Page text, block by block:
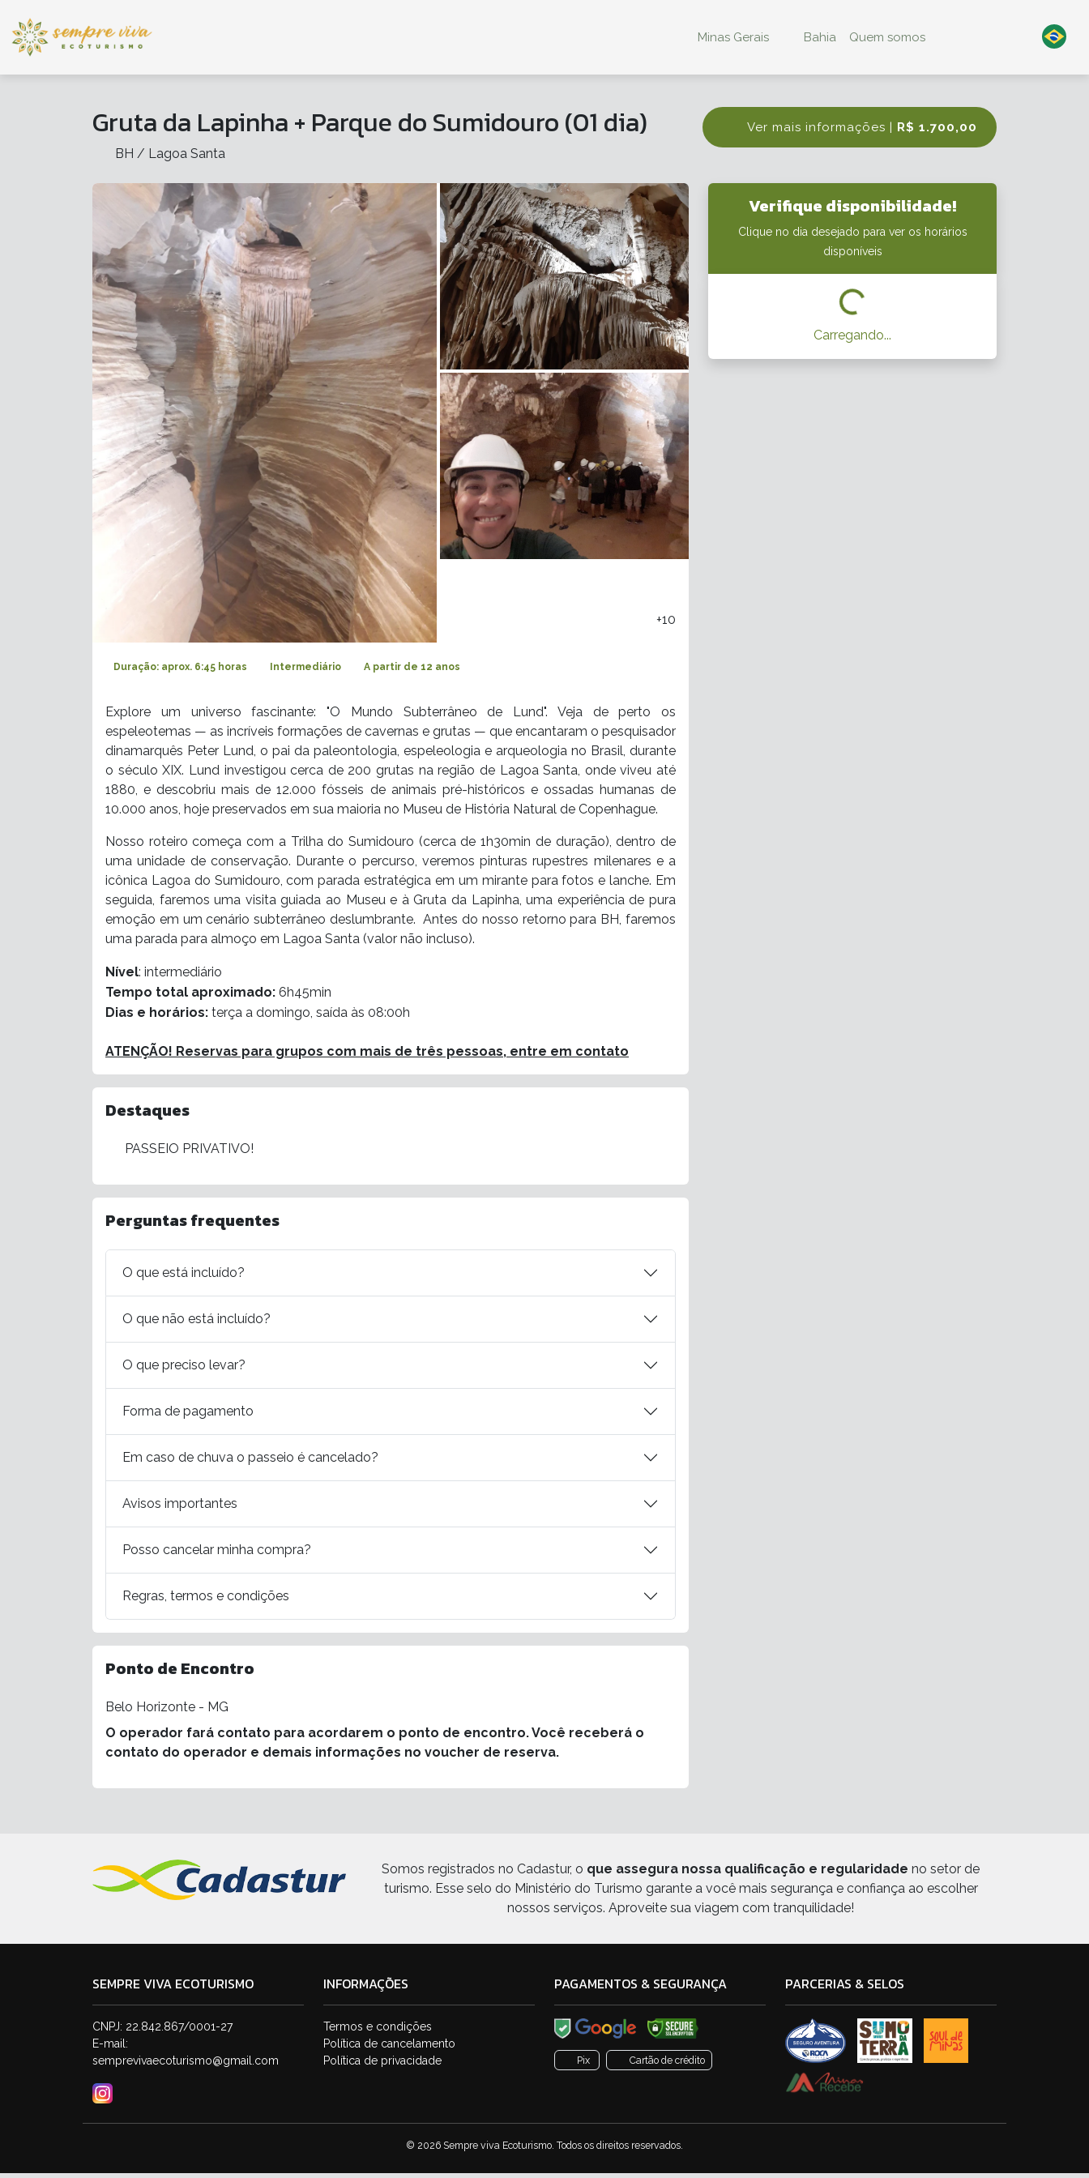
Minas Gerais Bahia Quem somos
Ver mais informações | R$ 1.700,00
Gruta da Lapinha + Parque do Sumidouro (01 dia)
BH / Lagoa Santa
+10
Duração: aprox. 6:45 horas Intermediário A partir de 12 anos
Explore um universo fascinante: "O Mundo Subterrâneo de Lund". Veja de perto os
espeleotemas — as incríveis formações de cavernas e grutas — que encantaram o pesquisador
dinamarquês Peter Lund, o pai da paleontologia, espeleologia e arqueologia no Brasil, durante
o século XIX. Lund investigou cerca de 200 grutas na região de Lagoa Santa, onde viveu até
1880, e descobriu mais de 12.000 fósseis de animais pré-históricos e ossadas humanas de
10.000 anos, hoje preservados em sua maioria no Museu de História Natural de Copenhague.
Nosso roteiro começa com a Trilha do Sumidouro (cerca de 1h30min de duração), dentro de
uma unidade de conservação. Durante o percurso, veremos pinturas rupestres milenares e a
icônica Lagoa do Sumidouro, com parada estratégica em um mirante para fotos e lanche. Em
seguida, faremos uma visita guiada ao Museu e à Gruta da Lapinha, uma experiência de pura
emoção em um cenário subterrâneo deslumbrante. Antes do nosso retorno para BH, faremos
uma parada para almoço em Lagoa Santa (valor não incluso).
Nível: intermediário
Tempo total aproximado: 6h45min
Dias e horários: terça a domingo, saída às 08:00h
ATENÇÃO! Reservas para grupos com mais de três pessoas, entre em contato
Destaques
PASSEIO PRIVATIVO!
Perguntas frequentes
O que está incluído?
O que não está incluído?
O que preciso levar?
Forma de pagamento
Em caso de chuva o passeio é cancelado?
Avisos importantes
Posso cancelar minha compra?
Regras, termos e condições
Ponto de Encontro
Belo Horizonte - MG
O operador fará contato para acordarem o ponto de encontro. Você receberá o
contato do operador e demais informações no voucher de reserva.
Verifique disponibilidade!
Clique no dia desejado para ver os horários
disponíveis
Carregando...
Somos registrados no Cadastur, o que assegura nossa qualificação e regularidade no setor de
turismo. Esse selo do Ministério do Turismo garante a você mais segurança e confiança ao escolher
nossos serviços. Aproveite sua viagem com tranquilidade!
SEMPRE VIVA ECOTURISMO
CNPJ: 22.842.867/0001-27
E-mail:
semprevivaecoturismo@gmail.com
INFORMAÇÕES
Termos e condições
Política de cancelamento
Política de privacidade
PAGAMENTOS & SEGURANÇA
Pix Cartão de crédito
PARCERIAS & SELOS
© 2026 Sempre viva Ecoturismo. Todos os direitos reservados.